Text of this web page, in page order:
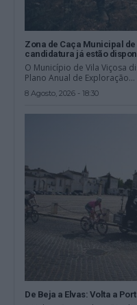
Zona de Caça Municipal
candidatura já estão
O Município de Vila Viçosa
Plano Anual de Exploração...
8 Agosto, 2026 - 18:30
De Beja a Elvas: Volta a